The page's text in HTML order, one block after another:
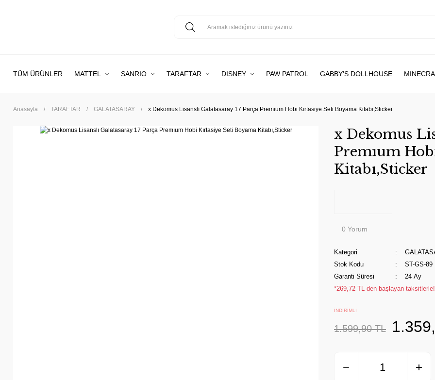
TÜM ÜRÜNLER MATTEL SANRIO TARAFTAR DISNEY PAW PATROL GABBY’S DOLLHOUSE
Anasayfa TARAFTAR GALATASARAY x Dekomus Lisanslı Galatasaray 17 Parça Premıum Hobi Kırtasiye Seti Boyama Kitabı,Sticker
x Dekomus
Premıum
Kitabı,Sticker
0 Yorum
Kategori
Stok Kodu
ST-GS-89
Garanti Süresi
24 Ay
*269,72 TL den başlayan taksitlerle!
İNDİRİMLİ
1.599,90 TL